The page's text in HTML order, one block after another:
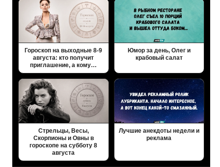
Гороскоп на выходные 8-9
августа: кто получит
приглашение, а кому…
Юмор за день, Олег и
крабовый салат
Стрельцы, Весы,
Скорпионы и Овны в
гороскопе на субботу 8
августа
Лучшие анекдоты недели и
реклама